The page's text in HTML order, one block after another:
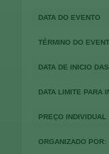
DATA DO EVENTO
TÉRMINO DO
DATA DE INICIO
DATA LIMITE PARA
PREÇO INDIVIDUAL
ORGANIZADO POR: